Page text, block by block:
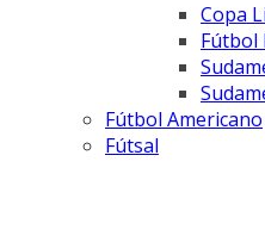
Copa
Fútbol
Fútbol Americano
Fútsal